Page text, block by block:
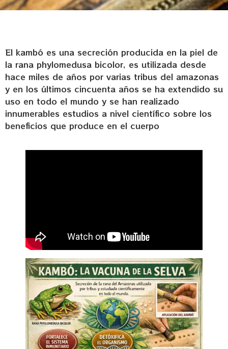
El kambó es una secreción producida en la piel de
la rana phylomedusa bicolor, es utilizada desde
hace miles de años por varias tribus del amazonas
y en los últimos cincuenta años se ha extendido su
uso en todo el mundo y se han realizado
innumerables estudios a nivel científico sobre los
beneficios que produce en el cuerpo